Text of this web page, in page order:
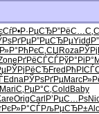
Р•Р·РµСЂР”РёС…С‚
Р”РµСЂРµYidd
РћРєС‚СЏ Roza
РґРёСЃСЃРўР°РіР°
РЎРјРёСЂFred
EdnaРЎРѕРґРµMarc
MariС‚РµР°С‚Cold Baby
OrigCarl Р’РµС…Рѕ
РєР»Р°СЃРљРµСЂР±